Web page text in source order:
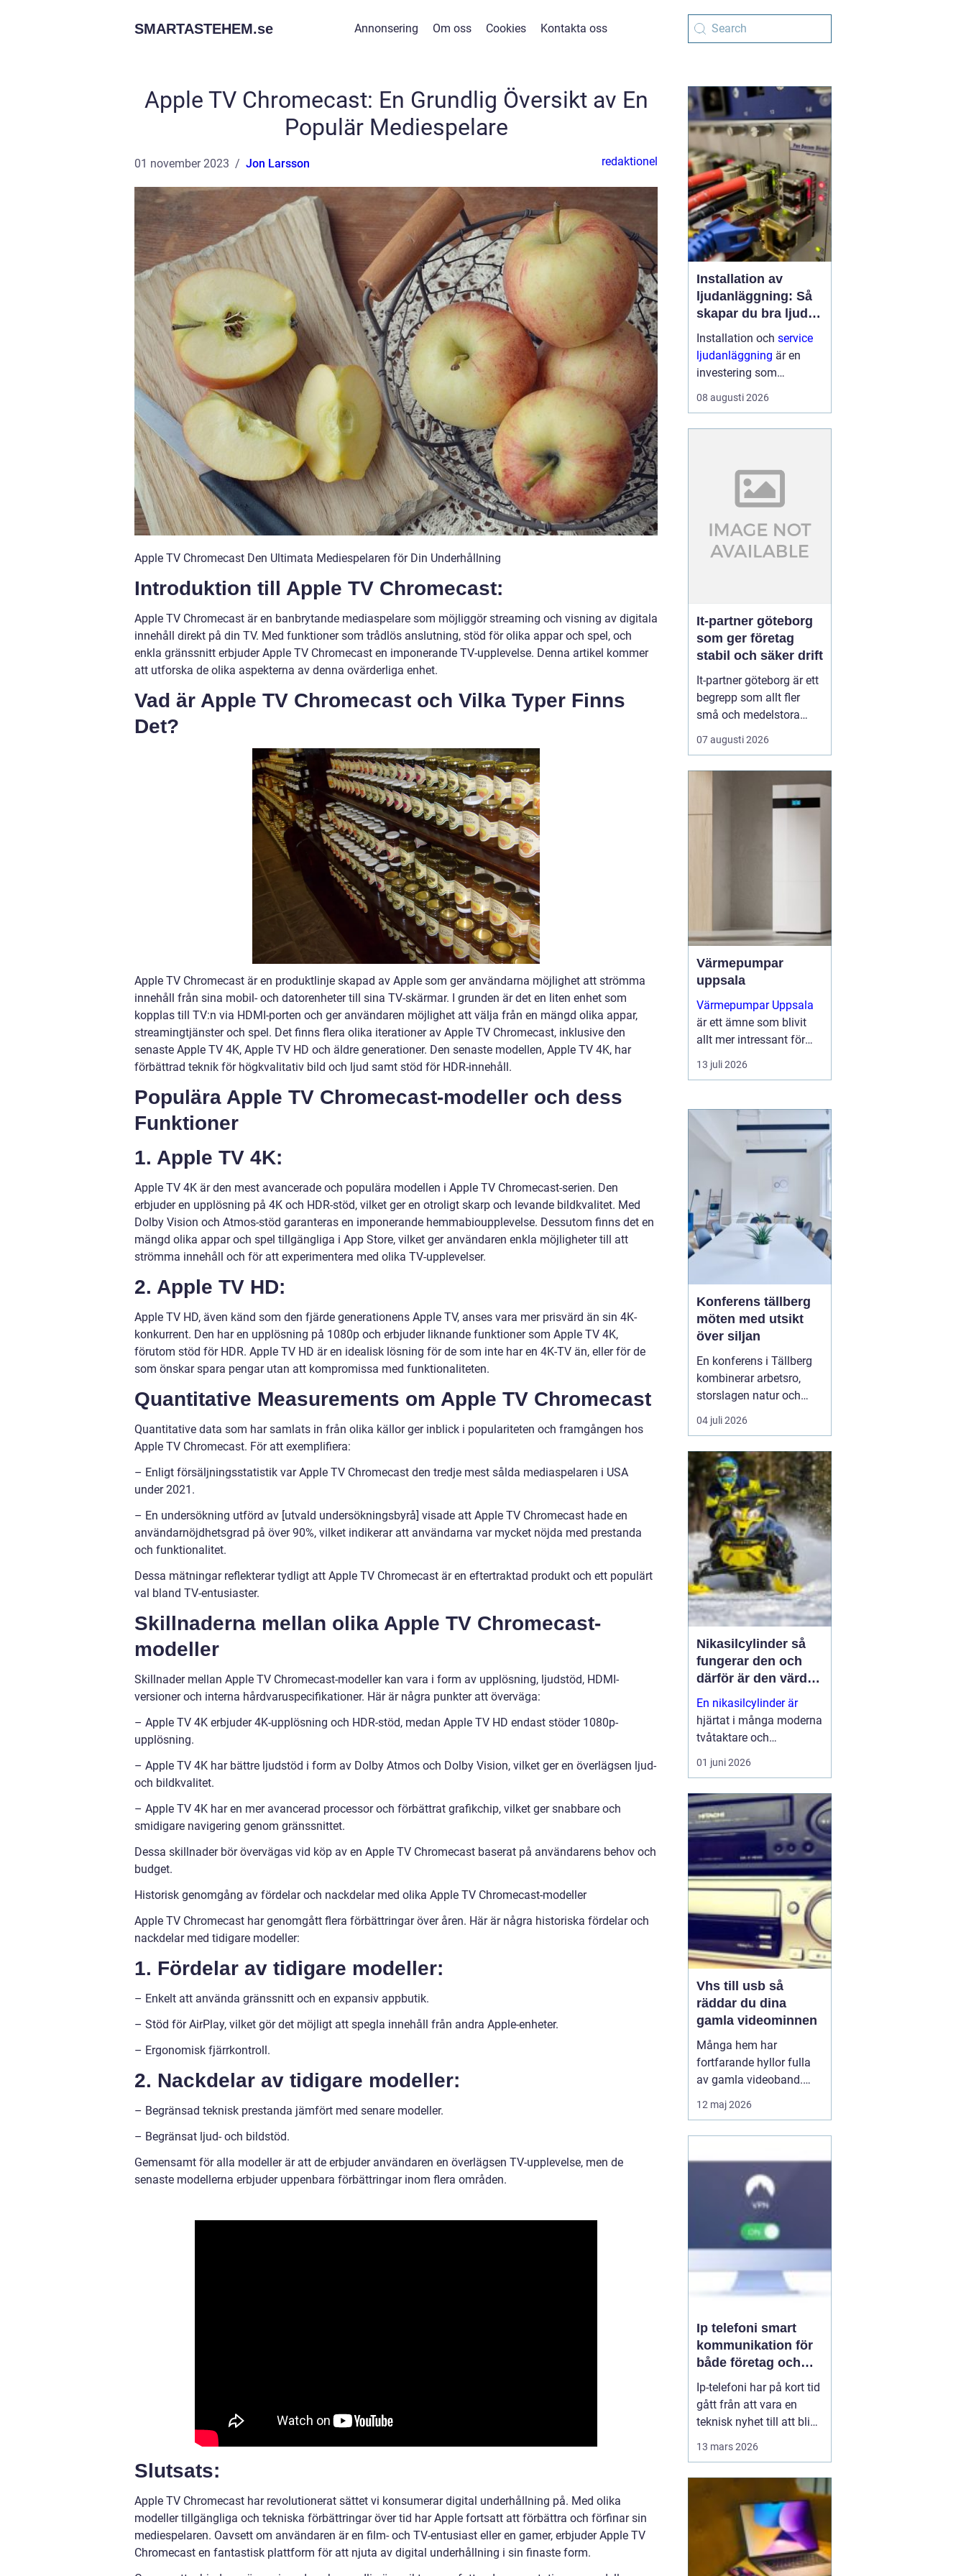
SMARTASTEHEM.se Annonsering Om oss Cookies Kontakta oss
Apple TV Chromecast: En Grundlig Översikt av En
Populär Mediespelare
01 november 2023 Jon Larsson redaktionel
Apple TV Chromecast Den Ultimata Mediespelaren för Din Underhållning
Introduktion till Apple TV Chromecast:
Apple TV Chromecast är en banbrytande mediaspelare som möjliggör streaming och visning av digitala
innehåll direkt på din TV. Med funktioner som trådlös anslutning, stöd för olika appar och spel, och
enkla gränssnitt erbjuder Apple TV Chromecast en imponerande TV-upplevelse. Denna artikel kommer
att utforska de olika aspekterna av denna ovärderliga enhet.
Vad är Apple TV Chromecast och Vilka Typer Finns
Det?
Apple TV Chromecast är en produktlinje skapad av Apple som ger användarna möjlighet att strömma
innehåll från sina mobil- och datorenheter till sina TV-skärmar. I grunden är det en liten enhet som
kopplas till TV:n via HDMI-porten och ger användaren möjlighet att välja från en mängd olika appar,
streamingtjänster och spel. Det finns flera olika iterationer av Apple TV Chromecast, inklusive den
senaste Apple TV 4K, Apple TV HD och äldre generationer. Den senaste modellen, Apple TV 4K, har
förbättrad teknik för högkvalitativ bild och ljud samt stöd för HDR-innehåll.
Populära Apple TV Chromecast-modeller och dess
Funktioner
1. Apple TV 4K:
Apple TV 4K är den mest avancerade och populära modellen i Apple TV Chromecast-serien. Den
erbjuder en upplösning på 4K och HDR-stöd, vilket ger en otroligt skarp och levande bildkvalitet. Med
Dolby Vision och Atmos-stöd garanteras en imponerande hemmabioupplevelse. Dessutom finns det en
mängd olika appar och spel tillgängliga i App Store, vilket ger användaren enkla möjligheter till att
strömma innehåll och för att experimentera med olika TV-upplevelser.
2. Apple TV HD:
Apple TV HD, även känd som den fjärde generationens Apple TV, anses vara mer prisvärd än sin 4K-
konkurrent. Den har en upplösning på 1080p och erbjuder liknande funktioner som Apple TV 4K,
förutom stöd för HDR. Apple TV HD är en idealisk lösning för de som inte har en 4K-TV än, eller för de
som önskar spara pengar utan att kompromissa med funktionaliteten.
Quantitative Measurements om Apple TV Chromecast
Quantitative data som har samlats in från olika källor ger inblick i populariteten och framgången hos
Apple TV Chromecast. För att exemplifiera:
– Enligt försäljningsstatistik var Apple TV Chromecast den tredje mest sålda mediaspelaren i USA
under 2021.
– En undersökning utförd av [utvald undersökningsbyrå] visade att Apple TV Chromecast hade en
användarnöjdhetsgrad på över 90%, vilket indikerar att användarna var mycket nöjda med prestanda
och funktionalitet.
Dessa mätningar reflekterar tydligt att Apple TV Chromecast är en eftertraktad produkt och ett populärt
val bland TV-entusiaster.
Skillnaderna mellan olika Apple TV Chromecast-
modeller
Skillnader mellan Apple TV Chromecast-modeller kan vara i form av upplösning, ljudstöd, HDMI-
versioner och interna hårdvaruspecifikationer. Här är några punkter att överväga:
– Apple TV 4K erbjuder 4K-upplösning och HDR-stöd, medan Apple TV HD endast stöder 1080p-
upplösning.
– Apple TV 4K har bättre ljudstöd i form av Dolby Atmos och Dolby Vision, vilket ger en överlägsen ljud-
och bildkvalitet.
– Apple TV 4K har en mer avancerad processor och förbättrat grafikchip, vilket ger snabbare och
smidigare navigering genom gränssnittet.
Dessa skillnader bör övervägas vid köp av en Apple TV Chromecast baserat på användarens behov och
budget.
Historisk genomgång av fördelar och nackdelar med olika Apple TV Chromecast-modeller
Apple TV Chromecast har genomgått flera förbättringar över åren. Här är några historiska fördelar och
nackdelar med tidigare modeller:
1. Fördelar av tidigare modeller:
– Enkelt att använda gränssnitt och en expansiv appbutik.
– Stöd för AirPlay, vilket gör det möjligt att spegla innehåll från andra Apple-enheter.
– Ergonomisk fjärrkontroll.
2. Nackdelar av tidigare modeller:
– Begränsad teknisk prestanda jämfört med senare modeller.
– Begränsat ljud- och bildstöd.
Gemensamt för alla modeller är att de erbjuder användaren en överlägsen TV-upplevelse, men de
senaste modellerna erbjuder uppenbara förbättringar inom flera områden.
Slutsats:
Apple TV Chromecast har revolutionerat sättet vi konsumerar digital underhållning på. Med olika
modeller tillgängliga och tekniska förbättringar över tid har Apple fortsatt att förbättra och förfinar sin
mediespelaren. Oavsett om användaren är en film- och TV-entusiast eller en gamer, erbjuder Apple TV
Chromecast en fantastisk plattform för att njuta av digital underhållning i sin finaste form.
Installation av
ljudanläggning: Så
skapar du bra ljud
hemma och på
jobbet
Installation och service
ljudanläggning är en
investering som
påverkar både vardag,
arbetsmiljö och
08 augusti 2026
It-partner göteborg
som ger företag
stabil och säker drift
It-partner göteborg är ett
begrepp som allt fler
små och medelstora
företag söker efter när
de behöver trygga,
lösningar för sin
teknikvardag. Många
företag har vuxit snabbt,
07 augusti 2026
Värmepumpar
uppsala
Värmepumpar Uppsala
är ett ämne som blivit
allt mer intressant för
villaägare,
bostadsrättsföreningar
fastighetsägare som vill
sänka sina
energikostnader och
samtidigt g...
13 juli 2026
Konferens tällberg
möten med utsikt
över siljan
En konferens i Tällberg
kombinerar arbetsro,
storslagen natur och
genuin dalakultur. Här
möts grupper som vill ha
standardlokal med
projektor och block.
Läget vid Siljan, de
klassiska trähusen och
den stilla bymiljön
skapar en inramnin...
04 juli 2026
Nikasilcylinder så
fungerar den och
därför är den värd
att rädda
En nikasilcylinder är
hjärtat i många moderna
tvåtaktare och
högpresterande
fyrtaktsmotorer. När
förlorar motorn både
kraft och livslängd.
Samtidigt går många
cylindrar att rädda till en
b...
01 juni 2026
Vhs till usb så
räddar du dina
gamla videominnen
Många hem har
fortfarande hyllor fulla
av gamla videoband.
Familjefester, barns
första steg, resor och
som sakta bryts ner.
Samtidigt försvinner
fungerande videospelare
från marknaden. För den
som vi...
12 maj 2026
Ip telefoni smart
kommunikation för
både företag och
privatpersoner
Ip-telefoni har på kort tid
gått från att vara en
teknisk nyhet till att bli
ner och mobilen tar över
vår vardag behövs
flexibla lösningar som
kombinerar klassisk
telefoni med modern...
13 mars 2026